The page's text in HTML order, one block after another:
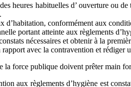
heures habituelles d’ ouverture ou
d’habitation, conformément aux
portant atteinte aux règlements
nécessaires et obtenir à la
rapport avec la contravention et rédiger
la force publique doivent prêter main
aux règlements d’hygiène est